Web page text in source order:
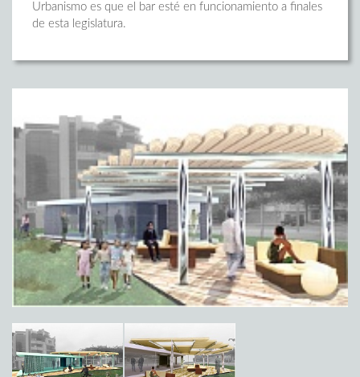
Urbanismo es que el bar esté en funcionamiento a finales
de esta legislatura.